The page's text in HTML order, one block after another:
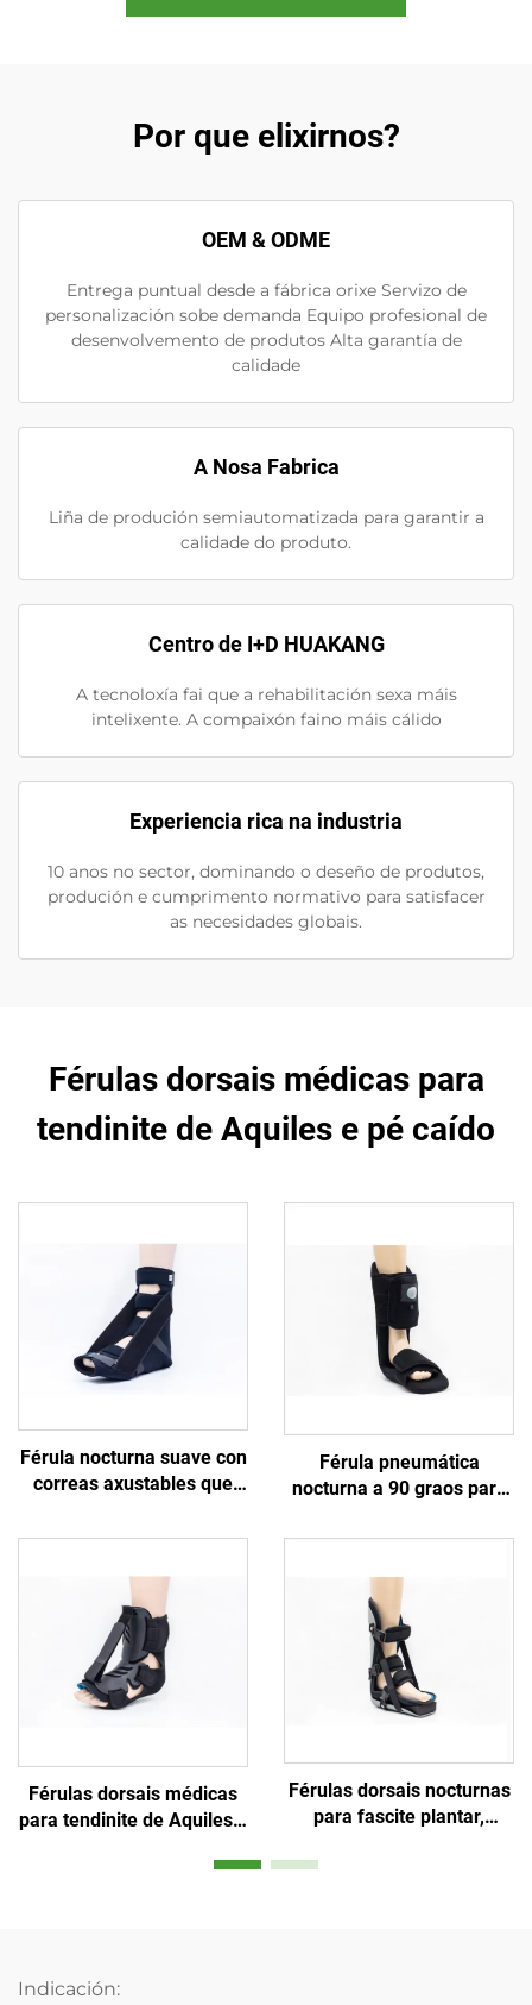
Por que elixirnos?
OEM & ODME
Entrega puntual desde a fábrica orixe Servizo de
personalización sobe demanda Equipo profesional de
desenvolvemento de produtos Alta garantía de
calidade
A Nosa Fabrica
Liña de produción semiautomatizada para garantir a
calidade do produto.
Centro de I+D HUAKANG
A tecnoloxía fai que a rehabilitación sexa máis
intelixente. A compaixón faino máis cálido
Experiencia rica na industria
10 anos no sector, dominando o deseño de produtos,
produción e cumprimento normativo para satisfacer
as necesidades globais.
Férulas dorsais médicas para
tendinite de Aquiles e pé caído
Férula nocturna suave con
correas axustables que
tendón de Aquiles
Férula pneumática
nocturna a 90 graos para
de Aquiles
Férulas dorsais médicas
para tendinite de Aquiles e
Férulas dorsais nocturnas
para fascite plantar,
ou inmovilización do pé e
Indicación: